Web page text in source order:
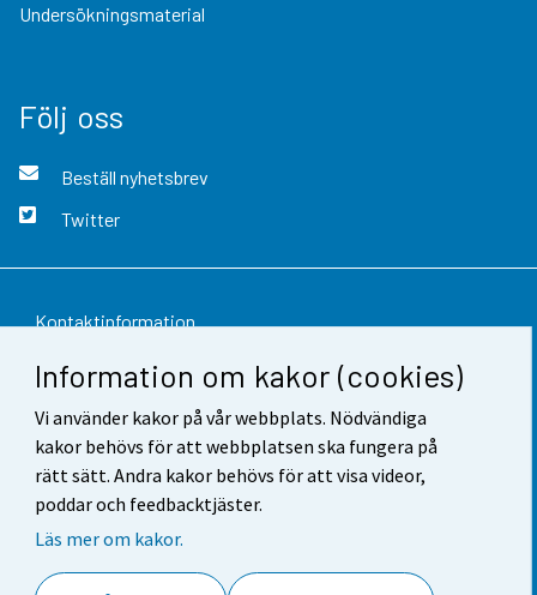
Information om kakor (cookies)
Vi använder kakor på vår webbplats. Nödvändiga
kakor behövs för att webbplatsen ska fungera på
rätt sätt. Andra kakor behövs för att visa videor,
poddar och feedbacktjäster.
Läs mer om kakor.
Undersökningsmaterial
Följ oss
Beställ nyhetsbrev
Twitter
Kontaktinformation
Respons
Användarvillkor
Dataskydd
Tillgänglighet